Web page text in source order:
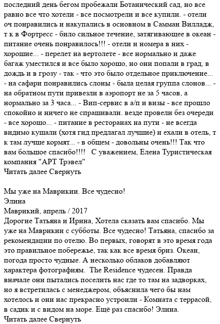
последний день бегом пробежали Ботанический сад, но все
равно все что хотели - все посмотрели и все купили. - отели
оч понравились и накупались в основном в Самман Вилладж,
т к в Фортресс - било сильное течение, затягивающее в океан -
питание очень понравилось!!! - отели и номера в них -
хорошие... - перелет на вертолете - все нормально и даже
багаж уместился и все было хорошо, но они попали в град, в
дождь и в грозу - так - что это было отдельное приключение...
- на сафари понравились слоны - была целая группа слонов... -
на обратном пути привезли в аэропорт не за 5 часов, а
нормально за 3 часа... - Вип-сервис в а/п и визы - все прошло
спокойно и ничего не спрашивали. везде провели без очереди
- все хорошо... - питание в ресторанах на пути - не всегда
видимо кушали (хотя гид предлагал лучшие) и ехали в отель, т
к там лучше кормят... - в общем - довольны очень!!! Так что
вам большое спасибо!!!! С уважением, Елена Туристическая
компания "АРТ Трэвел"
Читать далее Свернуть
Мы уже на Маврикии. Все чудесно!
Элина
Маврикий, апрель / 2017
Дорогие Татьяна и Ирина, Хотела сказать вам спасибо. Мы
уже на Маврикии с субботы. Все чудесно! Татьяна, спасибо за
рекомендации по отелю. Во первых, говорят в это время года
это правильное побережье, так как все время бриз. Океан,
погода просто чудные. А несколько облаков добавляют
характера фотографиям. The Residence чудесен. Правда
вначале они пытались поселить нас где то там на задворках,
но я встретилась с менеджером, объяснила чего бы нам
хотелось и они нас прекрасно устроили - Комната с террасой,
в садик и с видом на море. Ещё раз спасибо! Элина.
Читать далее Свернуть